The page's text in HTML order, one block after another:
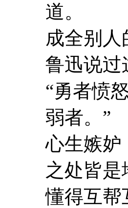
道。
成全别
鲁迅说过
“勇者愤
弱者。”
心生嫉妒
之处皆是
懂得互帮